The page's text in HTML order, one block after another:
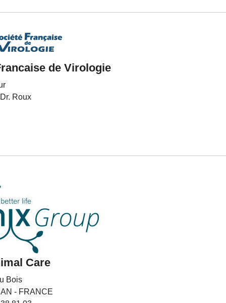
de Virologie
Roux
Care
Bois
- FRANCE